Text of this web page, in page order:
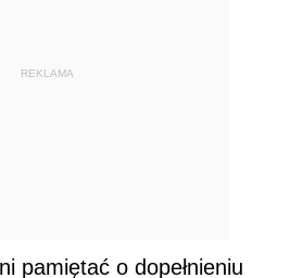
REKLAMA
pamiętać o dopełnieniu